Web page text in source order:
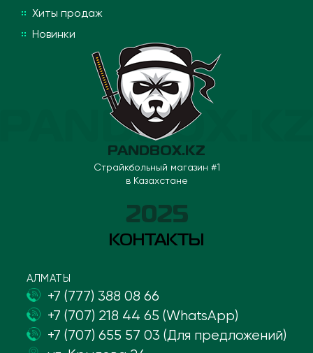
Хиты продаж
Новинки
PANDBOX.KZ
Страйкбольный магазин #1
в Казахстане
2025
КОНТАКТЫ
АЛМАТЫ
+7 (777) 388 08 66
+7 (707) 218 44 65 (WhatsApp)
+7 (707) 655 57 03 (Для предложений)